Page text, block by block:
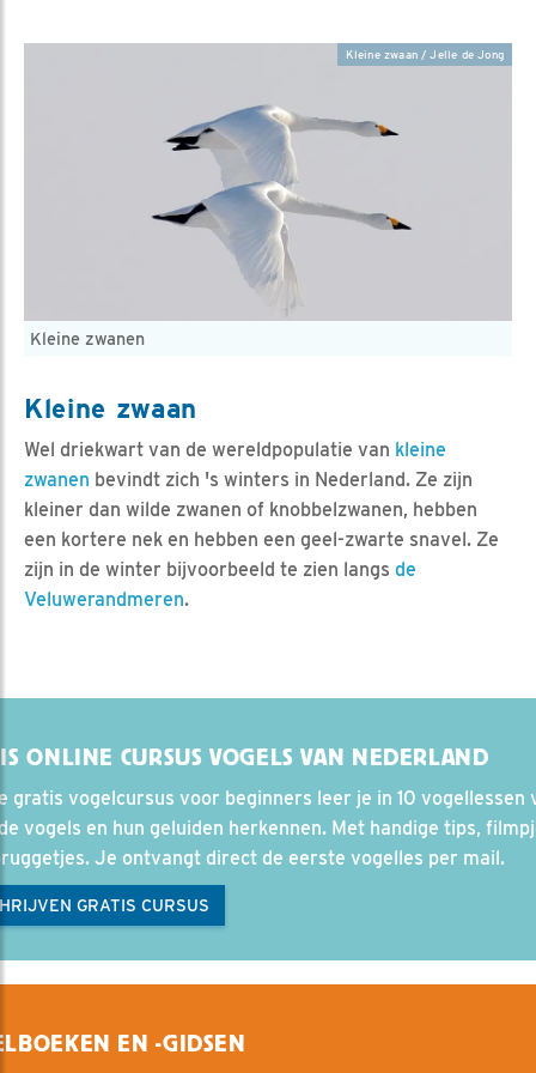
Kleine zwanen
Kleine zwaan / Jelle de Jong
Kleine zwaan
Wel driekwart van de wereldpopulatie van kleine
zwanen bevindt zich 's winters in Nederland. Ze zijn
kleiner dan wilde zwanen of knobbelzwanen, hebben
een kortere nek en hebben een geel-zwarte snavel. Ze
zijn in de winter bijvoorbeeld te zien langs de
Veluwerandmeren.
ONLINE CURSUS VOGELS VAN NEDERLAND
gratis vogelcursus voor beginners leer je in 10 vogellessen
vogels en hun geluiden herkennen. Met handige tips,
Je ontvangt direct de eerste vogelles per mail.
GRATIS CURSUS
EN -GIDSEN